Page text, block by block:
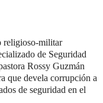
religioso-militar
de Seguridad
Rossy Guzmán
que devela corrupción a
de seguridad en el